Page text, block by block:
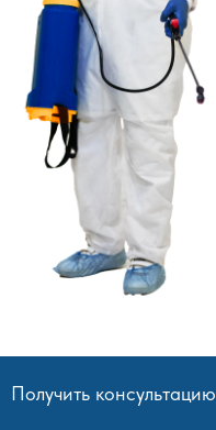
Получить консультацию